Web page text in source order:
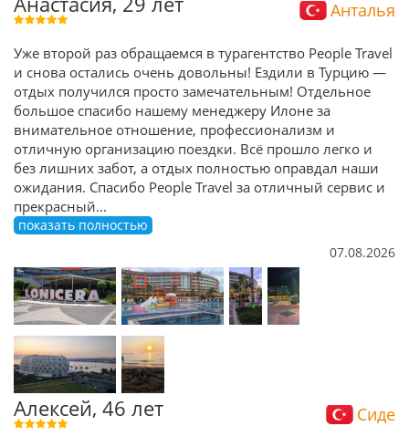
Анталья
Уже второй раз обращаемся в турагентство People Travel
и снова остались очень довольны! Ездили в Турцию —
отдых получился просто замечательным! Отдельное
большое спасибо нашему менеджеру Илоне за
внимательное отношение, профессионализм и
отличную организацию поездки. Всё прошло легко и
без лишних забот, а отдых полностью оправдал наши
ожидания. Спасибо People Travel за отличный сервис и
прекрасный...
показать полностью
07.08.2026
Алексей, 46 лет Сиде